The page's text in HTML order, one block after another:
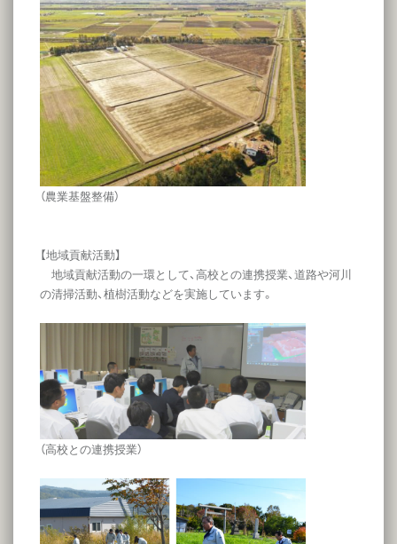
（農業基盤整備）
【地域貢献活動】
地域貢献活動の一環として、高校との連携授業、道路や河川
の清掃活動、植樹活動などを実施しています。
（高校との連携授業）